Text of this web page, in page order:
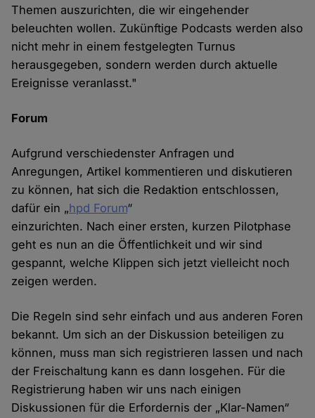
Themen auszurichten, die wir eingehender
beleuchten wollen. Zukünftige Podcasts werden also
nicht mehr in einem festgelegten Turnus
herausgegeben, sondern werden durch aktuelle
Ereignisse veranlasst."
Forum
Aufgrund verschiedenster Anfragen und
Anregungen, Artikel kommentieren und diskutieren
zu können, hat sich die Redaktion entschlossen,
dafür ein „hpd Forum“
einzurichten. Nach einer ersten, kurzen Pilotphase
geht es nun an die Öffentlichkeit und wir sind
gespannt, welche Klippen sich jetzt vielleicht noch
zeigen werden.
Die Regeln sind sehr einfach und aus anderen Foren
bekannt. Um sich an der Diskussion beteiligen zu
können, muss man sich registrieren lassen und nach
der Freischaltung kann es dann losgehen. Für die
Registrierung haben wir uns nach einigen
Diskussionen für die Erfordernis der „Klar-Namen“